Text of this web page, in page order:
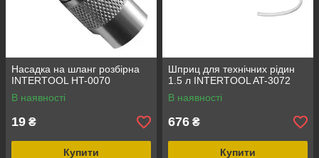
Насадка на шланг розбірна
INTERTOOL HT-0070
В наявності
19 ₴
Купити
Шприц для технічних рідин
1.5 л INTERTOOL AT-3072
В наявності
676 ₴
Купити